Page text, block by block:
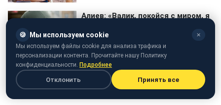
🍪 Мы используем cookie ✕
Мы используем файлы cookie для анализа трафика и
персонализации контента. Прочитайте нашу Политику
конфиденциальности. Подробнее
Отклонить Принять все